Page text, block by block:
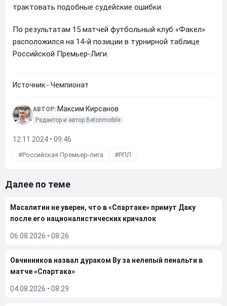
трактовать подобные судейские ошибки.
По результатам 15 матчей футбольный клуб «Факел»
расположился на 14-й позиции в турнирной таблице
Российской Премьер-Лиги.
Источник - Чемпионат
АВТОР: Максим Кирсанов
Редактор и автор Betonmobile
12.11.2024 • 09:46
Российская Премьер-лига РПЛ
Далее по теме
Масалитин не уверен, что в «Спартаке» примут Даку
после его националистических кричалок
06.08.2026 • 08:26
Овчинников назвал дураком Ву за нелепый пенальти в
матче «Спартака»
04.08.2026 • 08:29